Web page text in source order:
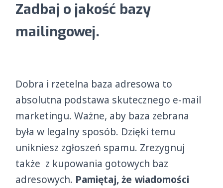
Zadbaj o jakość bazy
mailingowej.
Dobra i rzetelna baza adresowa to
absolutna podstawa skutecznego e-mail
marketingu. Ważne, aby baza zebrana
była w legalny sposób. Dzięki temu
unikniesz zgłoszeń spamu. Zrezygnuj
także z kupowania gotowych baz
adresowych. Pamiętaj, że wiadomości